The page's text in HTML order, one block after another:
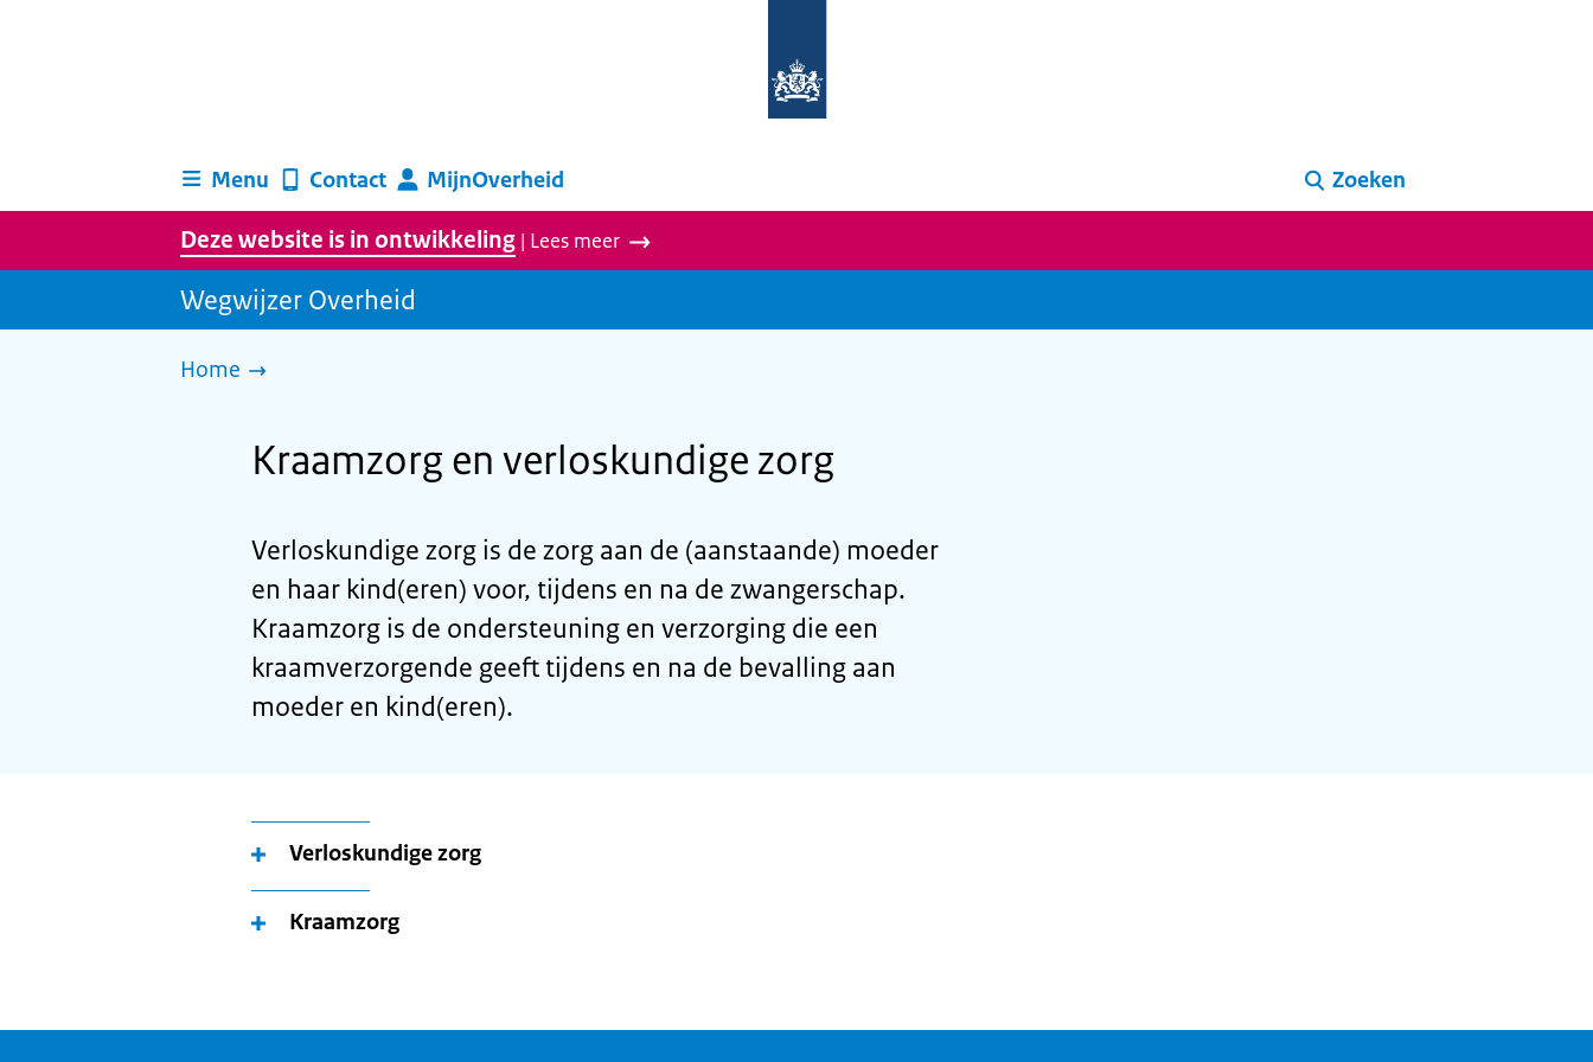
homepage
Menu
Contact MijnOverheid Zoeken
Deze website is in ontwikkeling | Lees meer
Wegwijzer Overheid
Home
Kraamzorg en verloskundige zorg
Verloskundige zorg is de zorg aan de (aanstaande) moeder
en haar kind(eren) voor, tijdens en na de zwangerschap.
Kraamzorg is de ondersteuning en verzorging die een
kraamverzorgende geeft tijdens en na de bevalling aan
moeder en kind(eren).
Verloskundige zorg
Kraamzorg